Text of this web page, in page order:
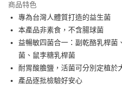
合作金庫商業銀行
華南商業銀行
上海商業儲蓄銀行
國泰世華商業銀行
臺灣中小企業銀行
匯豐（台灣）商業銀行
聯邦商業銀行
元大商業銀行
6 期 0 利率 每期
華南商業銀行
上海商業儲蓄銀行
國泰世華商業銀行
臺灣中小企業銀行
匯豐（台灣）商業銀行
LINE Pay
Apple Pay
街口支付
悠遊付
商品特色
專為台灣人體質打造的益生菌
本產品非素食，不含腸球菌
益暢敏四菌合一：副乾酪乳桿菌
菌、鼠李糖乳桿菌
耐胃酸膽鹽，活菌可分別定植於
產品逐批檢驗好安心